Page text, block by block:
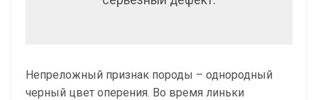
Непреложный признак породы – однородный
черный цвет оперения. Во время линьки